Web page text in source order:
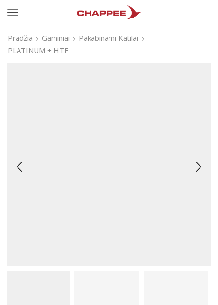
Pradžia Gaminiai
Pakabinami Katilai
PLATINUM + HTE